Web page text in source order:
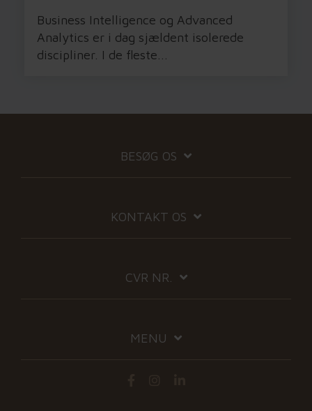
Business Intelligence og Advanced
Analytics er i dag sjældent isolerede
discipliner. I de fleste...
BESØG OS
KONTAKT OS
CVR NR.
MENU